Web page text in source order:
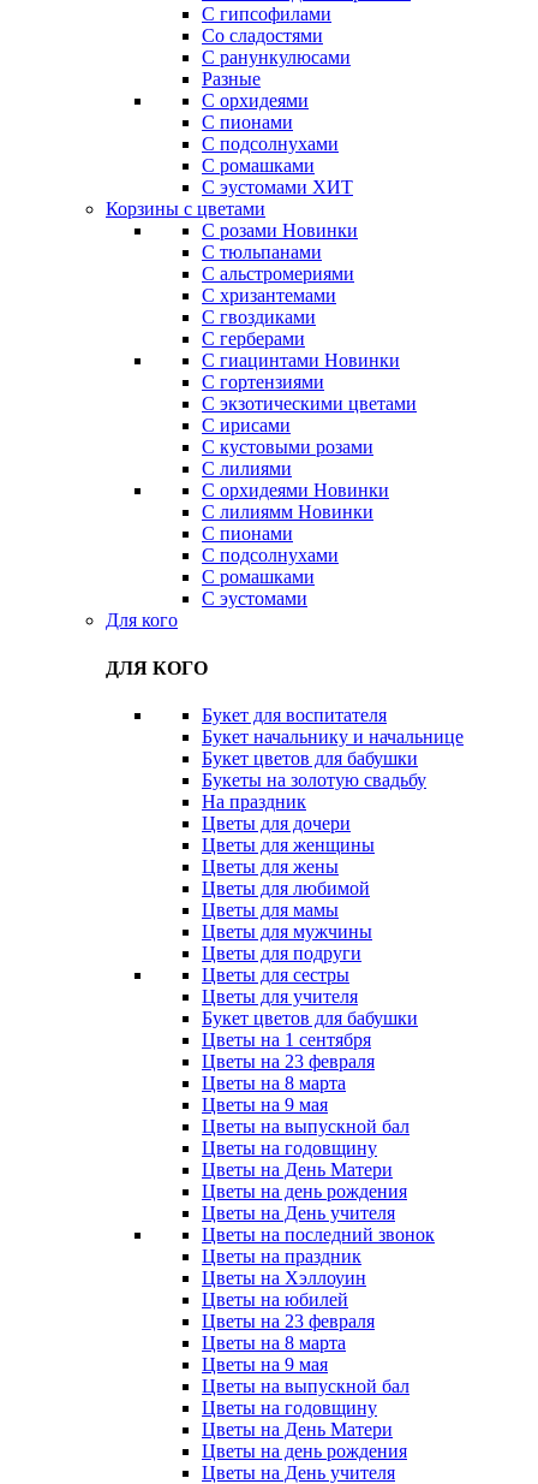
С гипсофилами
Со сладостями
С ранункулюсами
Разные
С орхидеями
С пионами
С подсолнухами
С ромашками
С эустомами ХИТ
Корзины с цветами
С розами Новинки
С тюльпанами
С альстромериями
С хризантемами
С гвоздиками
С герберами
С гиацинтами Новинки
С гортензиями
С экзотическими цветами
С ирисами
С кустовыми розами
С лилиями
С орхидеями Новинки
С лилиямм Новинки
С пионами
С подсолнухами
С ромашками
С эустомами
Для кого
ДЛЯ КОГО
Букет для воспитателя
Букет начальнику и начальнице
Букет цветов для бабушки
Букеты на золотую свадьбу
На праздник
Цветы для дочери
Цветы для женщины
Цветы для жены
Цветы для любимой
Цветы для мамы
Цветы для мужчины
Цветы для подруги
Цветы для сестры
Цветы для учителя
Букет цветов для бабушки
Цветы на 1 сентября
Цветы на 23 февраля
Цветы на 8 марта
Цветы на 9 мая
Цветы на выпускной бал
Цветы на годовщину
Цветы на День Матери
Цветы на день рождения
Цветы на День учителя
Цветы на последний звонок
Цветы на праздник
Цветы на Хэллоуин
Цветы на юбилей
Цветы на 23 февраля
Цветы на 8 марта
Цветы на 9 мая
Цветы на выпускной бал
Цветы на годовщину
Цветы на День Матери
Цветы на день рождения
Цветы на День учителя